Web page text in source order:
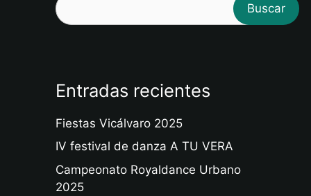
Buscar
Entradas recientes
Fiestas Vicálvaro 2025
IV festival de danza A TU VERA
Campeonato Royaldance Urbano
2025